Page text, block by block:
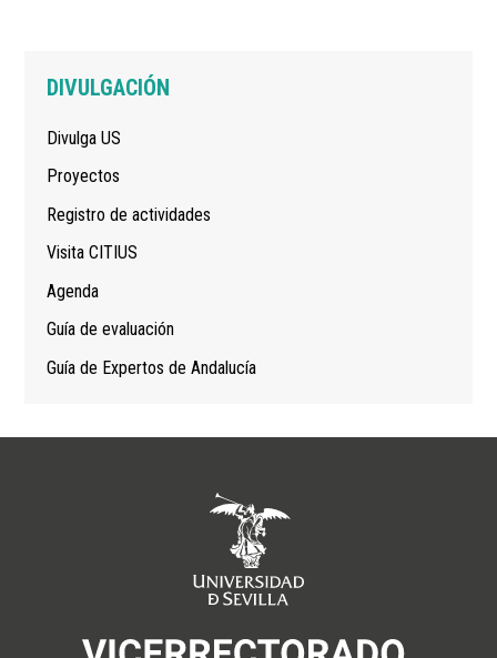
Navegación
DIVULGACIÓN
Divulga US
Proyectos
Registro de actividades
Visita CITIUS
Agenda
Guía de evaluación
Guía de Expertos de Andalucía